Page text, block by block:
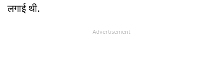
लगाई थी.
Advertisement